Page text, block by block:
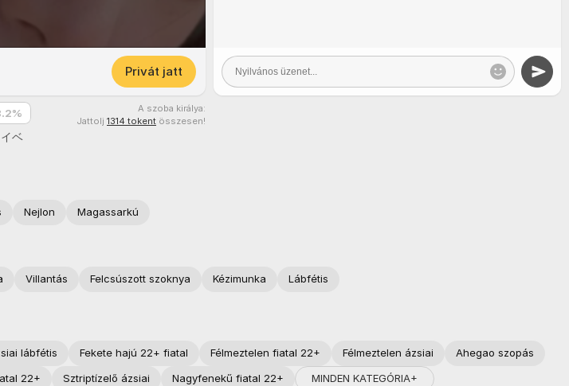
Privát jatt
%
ベ
A szoba királya:
Jattolj 1314 tokent összesen!
Nejlon Magassarkú
Villantás Felcsúszott szoknya Kézimunka Lábfétis
lábfétis Fekete hajú 22+ fiatal Félmeztelen fiatal 22+ Félmeztelen ázsiai
Ahegao szopás
22+ Sztriptízelő ázsiai Nagyfenekű fiatal 22+ MINDEN KATEGÓRIA+